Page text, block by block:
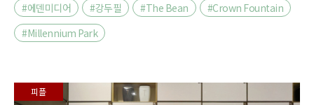
#에덴미디어 #강두필 #The Bean
#Crown Fountain
#Millennium Park
피플